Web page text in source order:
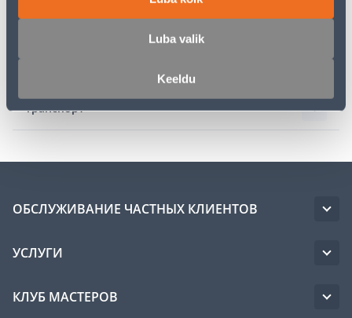
Luba valik
Keeldu
Описание
Транспорт
ОБСЛУЖИВАНИЕ ЧАСТНЫХ КЛИЕНТОВ
УСЛУГИ
КЛУБ МАСТЕРОВ